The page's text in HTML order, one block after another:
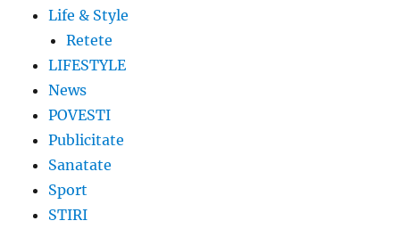
Life & Style
Retete
LIFESTYLE
News
POVESTI
Publicitate
Sanatate
Sport
STIRI